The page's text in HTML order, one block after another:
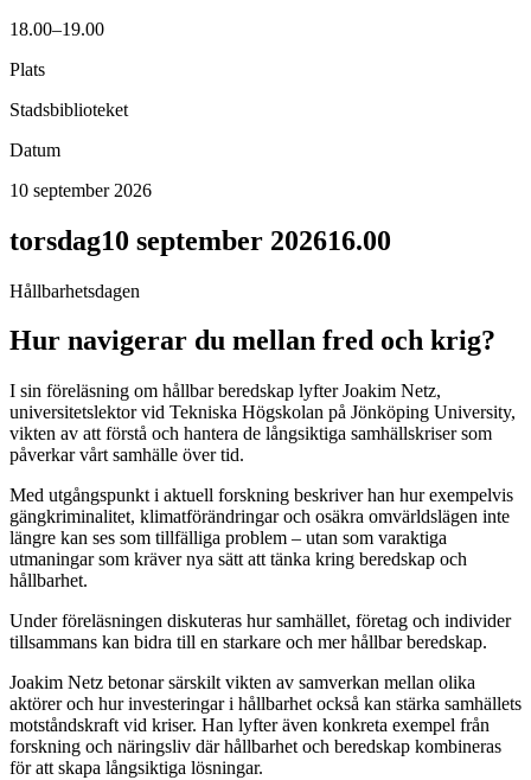
18.00–19.00
Plats
Stadsbiblioteket
Datum
10 september 2026
torsdag10 september 202616.00
Hållbarhetsdagen
Hur navigerar du mellan fred och krig?
I sin föreläsning om hållbar beredskap lyfter Joakim Netz,
universitetslektor vid Tekniska Högskolan på Jönköping University,
vikten av att förstå och hantera de långsiktiga samhällskriser som
påverkar vårt samhälle över tid.
Med utgångspunkt i aktuell forskning beskriver han hur exempelvis
gängkriminalitet, klimatförändringar och osäkra omvärldslägen inte
längre kan ses som tillfälliga problem – utan som varaktiga
utmaningar som kräver nya sätt att tänka kring beredskap och
hållbarhet.
Under föreläsningen diskuteras hur samhället, företag och individer
tillsammans kan bidra till en starkare och mer hållbar beredskap.
Joakim Netz betonar särskilt vikten av samverkan mellan olika
aktörer och hur investeringar i hållbarhet också kan stärka samhällets
motståndskraft vid kriser. Han lyfter även konkreta exempel från
forskning och näringsliv där hållbarhet och beredskap kombineras
för att skapa långsiktiga lösningar.